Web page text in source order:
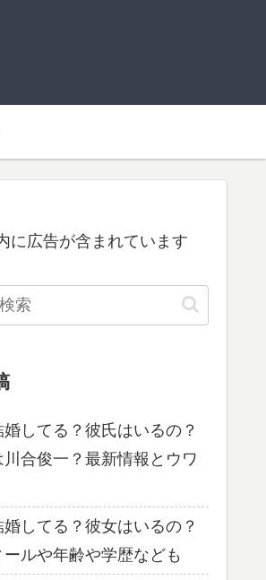
に広告が含まれています
婚してる？彼氏はいるの？
合俊一？最新情報とウワ
してる？彼女はいるの？
ルや年齢や学歴なども